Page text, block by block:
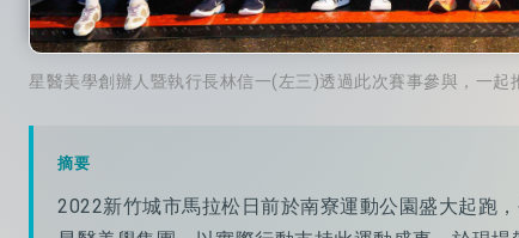
星醫美學創辦人暨執行長林信一(左三)透過此次賽事參與，一
摘要
2022新竹城市馬拉松日前於南寮運動公園盛大起跑